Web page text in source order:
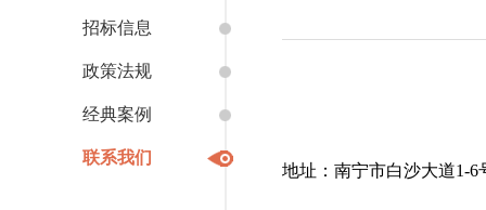
招标信息
政策法规
经典案例
联系我们
地址：南宁市白沙大道1-6